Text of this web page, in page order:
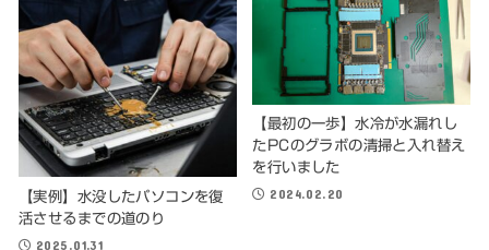
【実例】水没したパソコンを復
活させるまでの道のり
2025.01.31
【最初の一歩】水冷が水漏れし
たPCのグラボの清掃と入れ替え
を行いました
2024.02.20